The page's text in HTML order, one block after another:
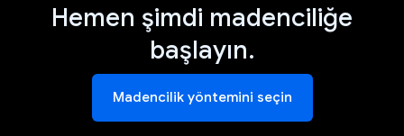
Hemen şimdi madenciliğe
başlayın.
Madencilik yöntemini seçin